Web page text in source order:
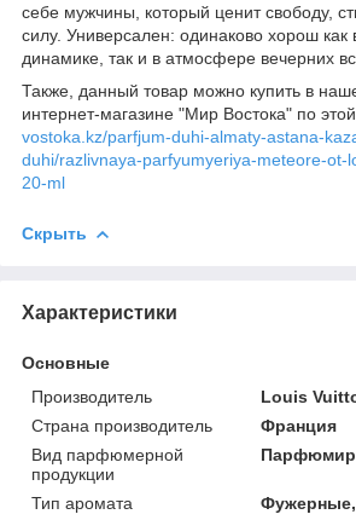
себе мужчины, который ценит свободу,
силу. Универсален: одинаково хорош как
динамике, так и в атмосфере вечерних
Также, данный товар можно купить в
интернет-магазине "Мир Востока" по
vostoka.kz/parfjum-duhi-almaty-astana-
duhi/razlivnaya-parfyumyeriya-meteore-ot-
20-ml
Скрыть
Характеристики
Основные
Производитель
Louis
Страна производитель
Франция
Вид парфюмерной
продукции
Тип аромата